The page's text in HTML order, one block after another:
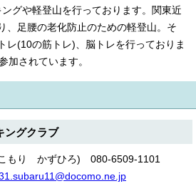
ングや軽登山を行っております。関東近
、足腰の老化防止のための軽登山。そ
レ(10の筋トレ)、脳トレを行っておりま
加されています。
ングクラブ
もり かずひろ) 080-6509-1101